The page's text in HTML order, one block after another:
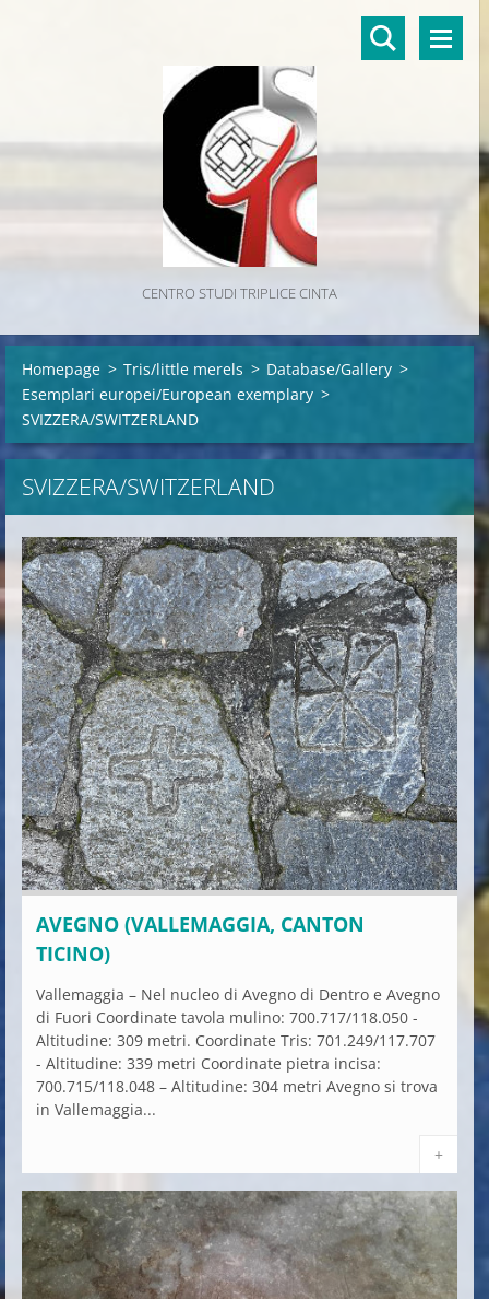
CENTRO STUDI TRIPLICE CINTA
Homepage > Tris/little merels > Database/Gallery >
Esemplari europei/European exemplary >
SVIZZERA/SWITZERLAND
SVIZZERA/SWITZERLAND
AVEGNO (VALLEMAGGIA, CANTON
TICINO)
Vallemaggia – Nel nucleo di Avegno di Dentro e Avegno
di Fuori Coordinate tavola mulino: 700.717/118.050 -
Altitudine: 309 metri. Coordinate Tris: 701.249/117.707
- Altitudine: 339 metri Coordinate pietra incisa:
700.715/118.048 – Altitudine: 304 metri Avegno si trova
in Vallemaggia...
+